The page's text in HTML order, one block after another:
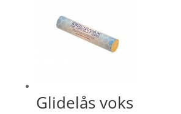
Glidelås voks